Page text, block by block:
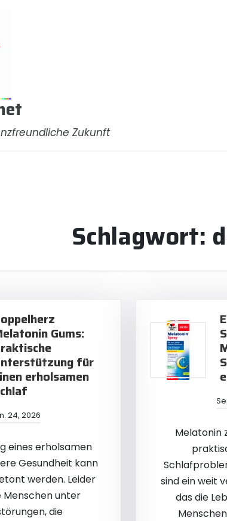
Zukunft
Schlagwort:
Gums:
für
erholsamen
24, 2026
eines erholsamen
Gesundheit kann
werden. Leider
Menschen unter
die
Melatonin
sind ein weit
das die